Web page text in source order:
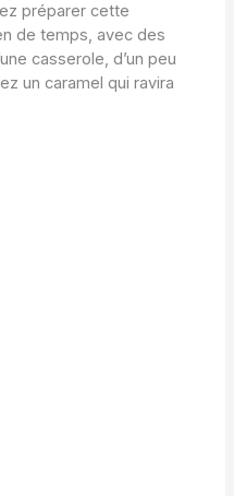
préparer cette
de temps, avec des
casserole, d’un peu
un caramel qui ravira